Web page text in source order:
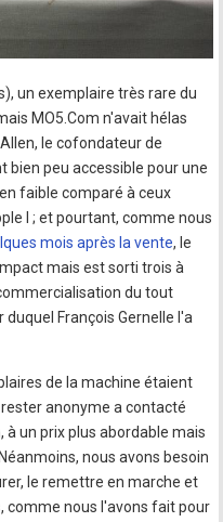
un exemplaire très rare du
MO5.Com n'avait hélas
le cofondateur de
bien peu accessible pour une
faible comparé à ceux
I ; et pourtant, comme nous
mois après la vente, le
mais est sorti trois à
du tout
François Gernelle l'a
de la machine étaient
anonyme a contacté
à un prix plus abordable mais
nous avons besoin
le remettre en marche et
comme nous l'avons fait pour